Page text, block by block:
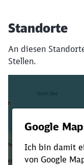
Standorte
An diesen
Stellen.